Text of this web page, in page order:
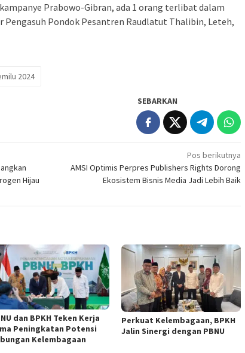
Prabowo-Gibran, ada 1 orang terlibat dalam
Pengasuh Pondok Pesantren Raudlatut Thalibin, Leteh,
2024
SEBARKAN
Hijau
Pos berikutnya
AMSI Optimis Perpres Publishers Rights Dorong
Ekosistem Bisnis Media Jadi Lebih Baik
dan BPKH Teken Kerja
Peningkatan Potensi
Kelembagaan
Perkuat Kelembagaan, BPKH
Jalin Sinergi dengan PBNU